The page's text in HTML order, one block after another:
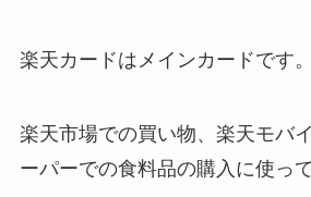
楽天カードはメインカードです。
楽天市場での買い物、楽天モバ
ーパーでの食料品の購入に使って